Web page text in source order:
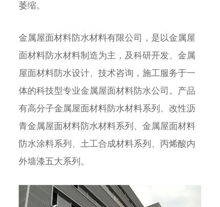
萎缩。
金属屋面材料防水材料有限公司，是以金属屋
面材料防水材料制造为主，及科研开发、金属
屋面材料防水设计、技术咨询，施工服务于一
体的科技型专业金属屋面材料防水公司。产品
有高分子金属屋面材料防水材料系列、改性沥
青金属屋面材料防水材料系列、金属屋面材料
防水涂料系列、土工合成材料系列、丙烯酸内
外墙漆五大系列。